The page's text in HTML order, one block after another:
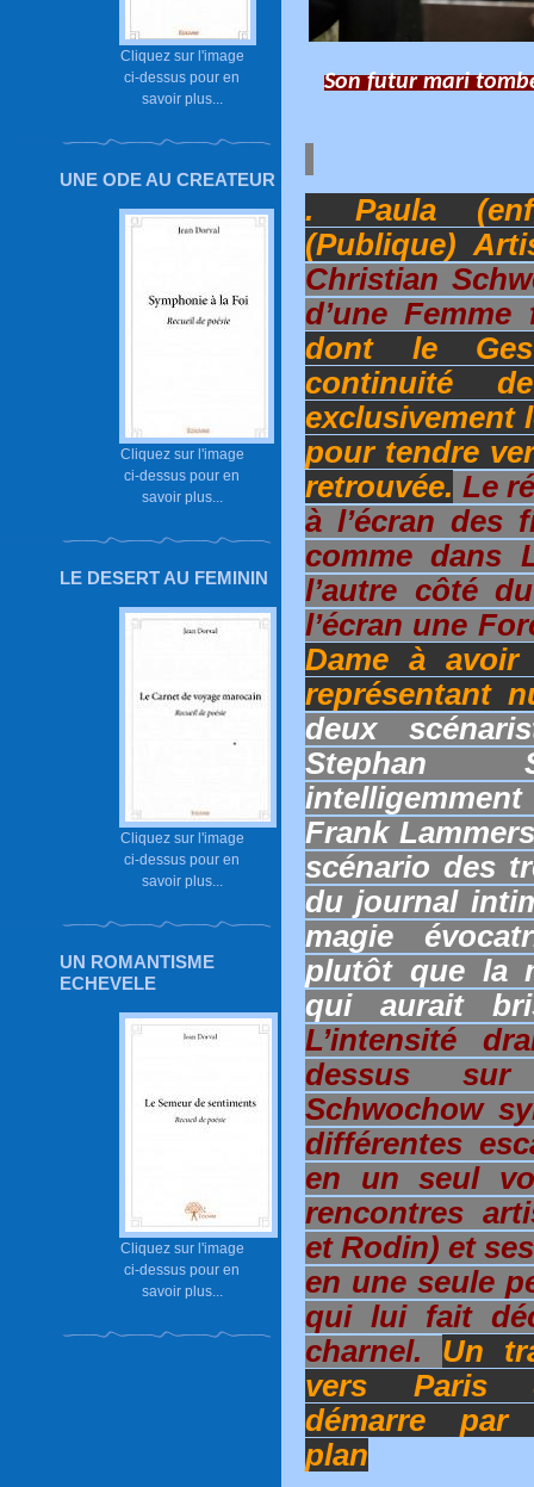
Cliquez sur l'image
ci-dessus pour en
savoir plus...
UNE ODE AU CREATEUR
Cliquez sur l'image
ci-dessus pour en
savoir plus...
LE DESERT AU FEMININ
Cliquez sur l'image
ci-dessus pour en
savoir plus...
UN ROMANTISME
ECHEVELE
Cliquez sur l'image
ci-dessus pour en
savoir plus...
Son futur mari
. Paula
(Publique)
Christian
d’une
dont le
continuité
exclusivement
pour tendre
retrouvée. Le
à l’écran des
comme dans
l’autre côté
l’écran une
Dame à
représentant
deux
Stephan
Frank
scénario des
du journal
magie
plutôt que la
qui aurait
L’intensité
dessus sur
Schwochow
différentes
en un seul
rencontres
et Rodin) et
en une seule
qui lui fait
charnel. Un
vers Paris
démarre par
plan